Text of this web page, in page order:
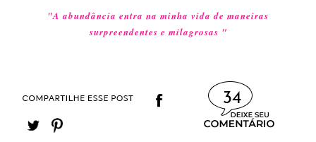
"A abundância entra na minha vida de maneiras
surpreendentes e milagrosas "
34